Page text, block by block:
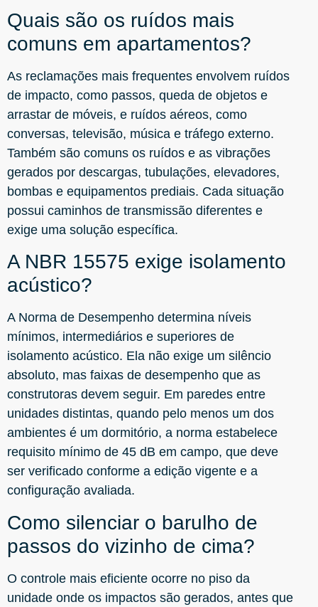
Quais são os ruídos mais
comuns em apartamentos?
As reclamações mais frequentes envolvem ruídos
de impacto, como passos, queda de objetos e
arrastar de móveis, e ruídos aéreos, como
conversas, televisão, música e tráfego externo.
Também são comuns os ruídos e as vibrações
gerados por descargas, tubulações, elevadores,
bombas e equipamentos prediais. Cada situação
possui caminhos de transmissão diferentes e
exige uma solução específica.
A NBR 15575 exige isolamento
acústico?
A Norma de Desempenho determina níveis
mínimos, intermediários e superiores de
isolamento acústico. Ela não exige um silêncio
absoluto, mas faixas de desempenho que as
construtoras devem seguir. Em paredes entre
unidades distintas, quando pelo menos um dos
ambientes é um dormitório, a norma estabelece
requisito mínimo de 45 dB em campo, que deve
ser verificado conforme a edição vigente e a
configuração avaliada.
Como silenciar o barulho de
passos do vizinho de cima?
O controle mais eficiente ocorre no piso da
unidade onde os impactos são gerados, antes que